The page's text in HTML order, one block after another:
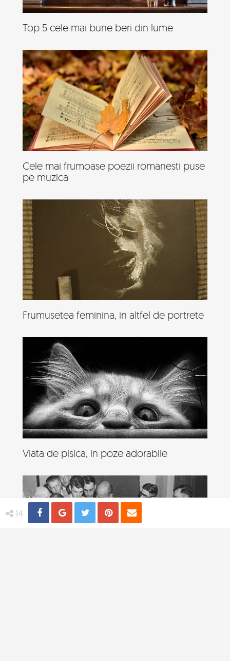
14 Share Distribuie
Tweet Pin
Top 5 cele mai bune beri din lume
Cele mai frumoase poezii romanesti puse
pe muzica
Frumusetea feminina, in altfel de portrete
Viata de pisica, in poze adorabile